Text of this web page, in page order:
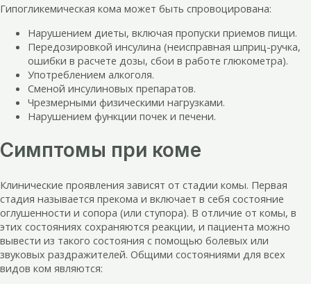
Гипогликемическая кома может быть спровоцирована:
Нарушением диеты, включая пропуски приемов пищи.
Передозировкой инсулина (неисправная шприц-ручка,
ошибки в расчете дозы, сбои в работе глюкометра).
Употреблением алкоголя.
Сменой инсулиновых препаратов.
Чрезмерными физическими нагрузками.
Нарушением функции почек и печени.
Симптомы при коме
Клинические проявления зависят от стадии комы. Первая
стадия называется прекома и включает в себя состояние
оглушенности и сопора (или ступора). В отличие от комы, в
этих состояниях сохраняются реакции, и пациента можно
вывести из такого состояния с помощью болевых или
звуковых раздражителей. Общими состояниями для всех
видов ком являются: